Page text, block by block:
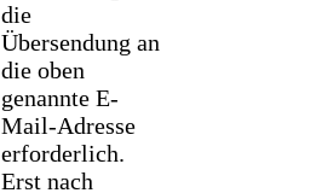
die
Übersendung an
die oben
genannte E-
Mail-Adresse
erforderlich.
Erst nach